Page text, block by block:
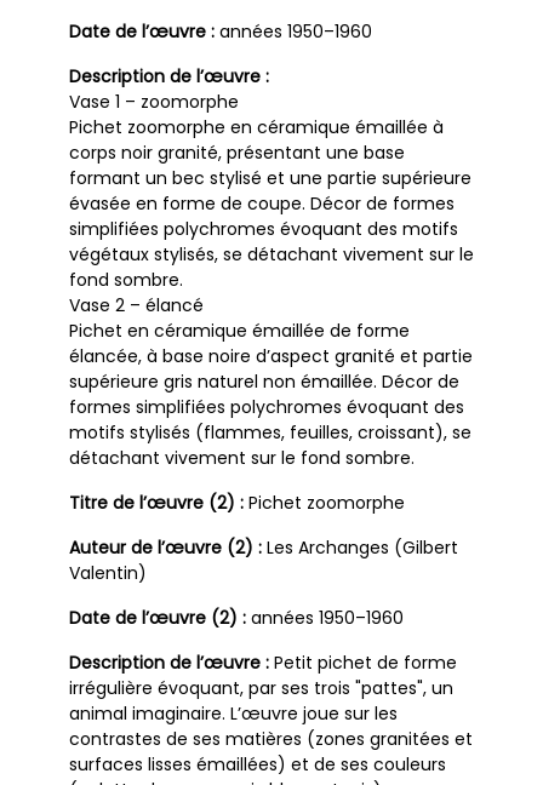
Date de l’œuvre : années 1950–1960
Description de l’œuvre :
Vase 1 – zoomorphe
Pichet zoomorphe en céramique émaillée à
corps noir granité, présentant une base
formant un bec stylisé et une partie supérieure
évasée en forme de coupe. Décor de formes
simplifiées polychromes évoquant des motifs
végétaux stylisés, se détachant vivement sur le
fond sombre.
Vase 2 – élancé
Pichet en céramique émaillée de forme
élancée, à base noire d’aspect granité et partie
supérieure gris naturel non émaillée. Décor de
formes simplifiées polychromes évoquant des
motifs stylisés (flammes, feuilles, croissant), se
détachant vivement sur le fond sombre.
Titre de l’œuvre (2) : Pichet zoomorphe
Auteur de l’œuvre (2) : Les Archanges (Gilbert
Valentin)
Date de l’œuvre (2) : années 1950–1960
Description de l’œuvre : Petit pichet de forme
irrégulière évoquant, par ses trois "pattes", un
animal imaginaire. L’œuvre joue sur les
contrastes de ses matières (zones granitées et
surfaces lisses émaillées) et de ses couleurs